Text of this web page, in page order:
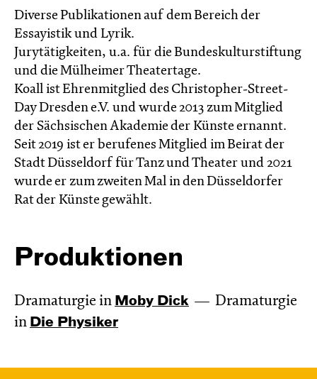
Diverse Publikationen auf dem Bereich der
Essayistik und Lyrik.
Jurytätigkeiten, u.a. für die Bundeskulturstiftung
und die Mülheimer Theatertage.
Koall ist Ehrenmitglied des Christopher-Street-
Day Dresden e.V. und wurde 2013 zum Mitglied
der Sächsischen Akademie der Künste ernannt.
Seit 2019 ist er berufenes Mitglied im Beirat der
Stadt Düsseldorf für Tanz und Theater und 2021
wurde er zum zweiten Mal in den Düsseldorfer
Rat der Künste gewählt.
Produktionen
Dramaturgie in Moby Dick
Dramaturgie
in Die Physiker